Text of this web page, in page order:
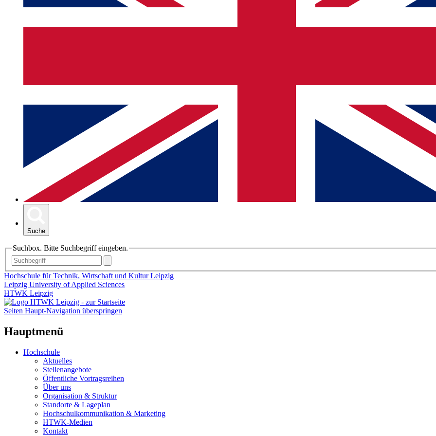
Suche
Suchbox. Bitte Suchbegriff eingeben.
Hochschule für Technik, Wirtschaft und Kultur Leipzig
Leipzig University of Applied Sciences
HTWK Leipzig
Seiten Haupt-Navigation überspringen
Hauptmenü
Hochschule
Aktuelles
Stellenangebote
Öffentliche Vortragsreihen
Über uns
Organisation & Struktur
Standorte & Lageplan
Hochschulkommunikation & Marketing
HTWK-Medien
Kontakt